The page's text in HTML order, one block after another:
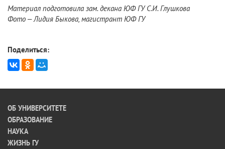
Материал подготовила зам. декана ЮФ ГУ С.И. Глушкова
Фото – Лидия Быкова, магистрант ЮФ ГУ
Поделиться:
ОБ УНИВЕРСИТЕТЕ
ОБРАЗОВАНИЕ
НАУКА
ЖИЗНЬ ГУ